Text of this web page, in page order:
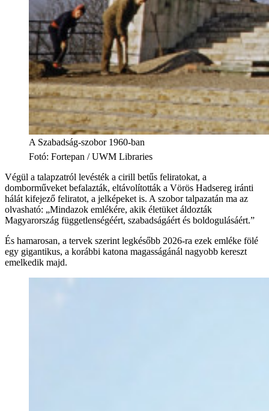
A Szabadság-szobor 1960-ban
Fotó: Fortepan / UWM Libraries
Végül a talapzatról levésték a cirill betűs feliratokat, a
domborműveket befalazták, eltávolították a Vörös Hadsereg iránti
hálát kifejező feliratot, a jelképeket is. A szobor talpazatán ma az
olvasható: „Mindazok emlékére, akik életüket áldozták
Magyarország függetlenségéért, szabadságáért és boldogulásáért.”
És hamarosan, a tervek szerint legkésőbb 2026-ra ezek emléke fölé
egy gigantikus, a korábbi katona magasságánál nagyobb kereszt
emelkedik majd.